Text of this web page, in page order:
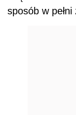
sposób w